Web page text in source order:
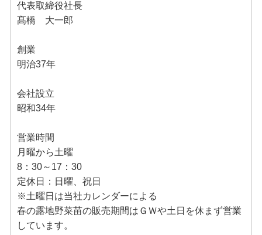
代表取締役社長
髙橋 大一郎
創業
明治37年
会社設立
昭和34年
営業時間
月曜から土曜
8：30～17：30
定休日：日曜、祝日
※土曜日は当社カレンダーによる
春の露地野菜苗の販売期間はＧＷや土日を休まず営業
しています。